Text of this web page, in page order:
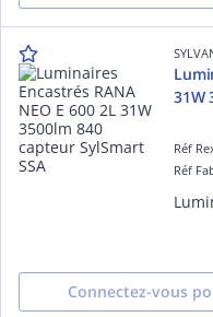
31W
Réf
Réf
Connectez-vous